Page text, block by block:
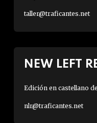
taller@traficantes.net
NEW LEFT
Edición en castellano
nlr@traficantes.net